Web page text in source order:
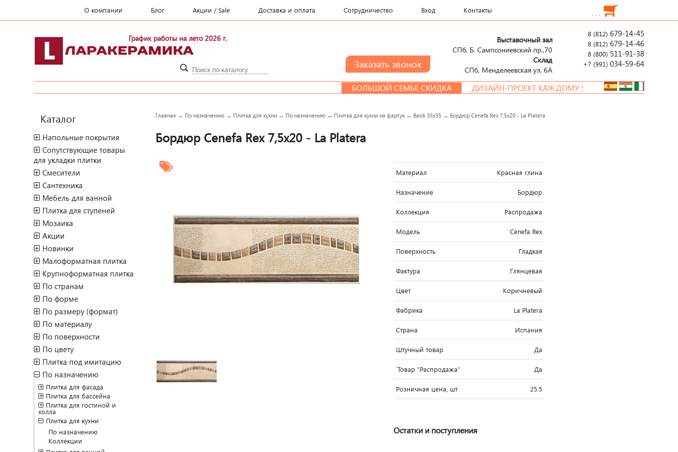
О компании Блог Акции / Sale Доставка и оплата Сотрудничество Вход Контакты . . .
График работы на лето 2026 г. 8 (812) 679-14-45
8 (812) 679-14-46
8 (800) 511-91-38
+7 (991) 034-59-64
Выставочный зал
СПб, Б. Сампсониевский пр.,70
Склад
СПб, Менделеевcкая ул, 6А
БОЛЬШОЙ СЕМЬЕ СКИДКА ДИЗАЙН-ПРОЕКТ КАЖДОМУ !
Каталог
Напольные покрытия
Сопутствующие товары
для укладки плитки
Смесители
Сантехника
Мебель для ванной
Плитка для ступеней
Мозаика
Акции
Новинки
Малоформатная плитка
Крупноформатная плитка
По странам
По форме
По размеру (формат)
По материалу
По поверхности
По цвету
Плитка под имитацию
По назначению
Плитка для фасада
Плитка для бассейна
Плитка для гостиной и
холла
Плитка для кухни
По назначению
Коллекции
Главная → По назначению → Плитка для кухни → По назначению → Плитка для кухни на фартук → Basik 35x35 → Бордюр Cenefa Rex 7,5x20 - La Platera
Бордюр Cenefa Rex 7,5x20 - La Platera
Материал Красная глина
Назначение Бордюр
Коллекция Распродажа
Модель Cenefa Rex
Поверхность Гладкая
Фактура Глянцевая
Цвет Коричневый
Фабрика La Platera
Страна Испания
Штучный товар Да
`Товар "Распродажа" Да
Розничная цена, шт 25.5
Остатки и поступления